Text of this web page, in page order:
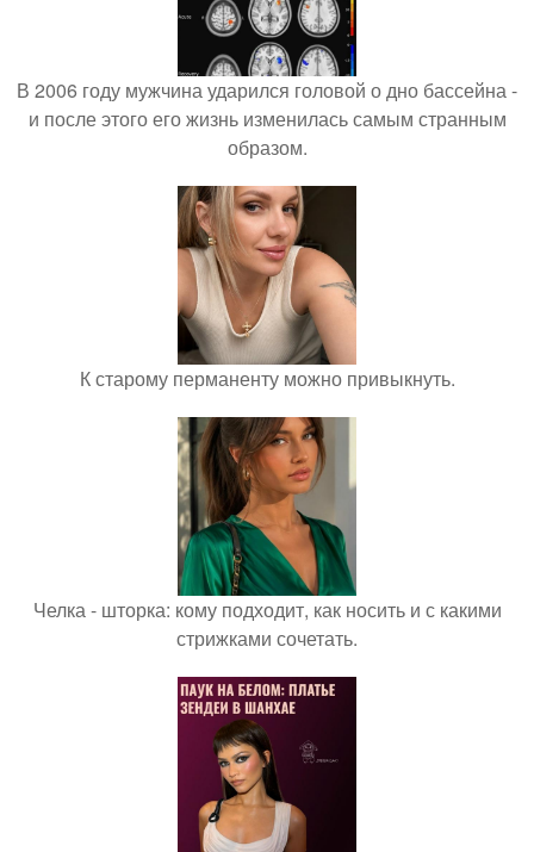
В 2006 году мужчина ударился головой о дно бассейна -
и после этого его жизнь изменилась самым странным
образом.
К старому перманенту можно привыкнуть.
Челка - шторка: кому подходит, как носить и с какими
стрижками сочетать.